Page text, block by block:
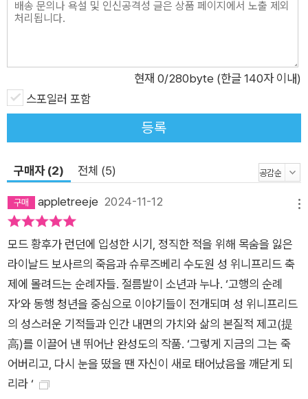
을 발휘하면서도 연민이 가득한 시선으로 인간 존재의 불완전함
해결을 넘어 죄와 용서, 정의와 자비 등 삶의 가치에 대한 근본적
인 질문을 던진다. 캐드펠 수사가 신념과 연민 사이에서 매순간
갈등할 때마다 독자들도 그 고뇌를 함께 느낄 수밖에 없다. 캐드
펠 수사 시리즈가 인문학적 성찰까지 아우르는 역사추리소설의
특성 때문이다. ‘캐드펠 수사 시리즈’는 미국, 프랑스, 일본 등 22
기도 했다. 장장 18년 동안의 집필 끝에 1994년에 완성됐으며,
국내에선 1997년에 처음 소개됐다. 이번에 새롭게 출간되는 개
정판은 쉽게 읽히는 문장, 긴박하게 전개되는 스토리, 치밀한 추
리의 세계, 생생한 묘사 등 원텍스트의 묘미를 최대한 살려 편집
하였으며, 세련된 디자인으로 역사추리소설을 사랑하는 독자들
을 만족시킬 것이다. 이후 21권까지 순차적으로 출간될 예정이
다. * 『고행의 순례자』 도서 소개 참회와 구원, 그리고 진실을 향
한 순례 수도원을 어둠으로 물들이는 살인 사건 1141년, 슈루즈
베리 성 베드로 성 바오로 수도원은 성 위니프리드의 축일을 맞아
많은 순례자들로 북적인다. 성 위니프리드의 유해를 모셔온 기념
현재 0/280byte (한글 140자 이내)
스포일러 포함
등록
구매자 (2) 전체 (5)
appletreeje 2024-11-12
모드 황후가 런던에 입성한 시기, 정직한 적을 위해 목숨을 잃은
라이날드 보사르의 죽음과 슈루즈베리 수도원 성 위니프리드 축
제에 몰려드는 순례자들. 절름발이 소년과 누나. ‘고행의 순례
자‘와 동행 청년을 중심으로 이야기들이 전개되며 성 위니프리드
의 성스러운 기적들과 인간 내면의 가치와 삶의 본질적 제고(提
高)를 이끌어 낸 뛰어난 완성도의 작품. ‘그렇게 지금의 그는 죽
어버리고, 다시 눈을 떴을 땐 자신이 새로 태어났음을 깨닫게 되
리라 ‘